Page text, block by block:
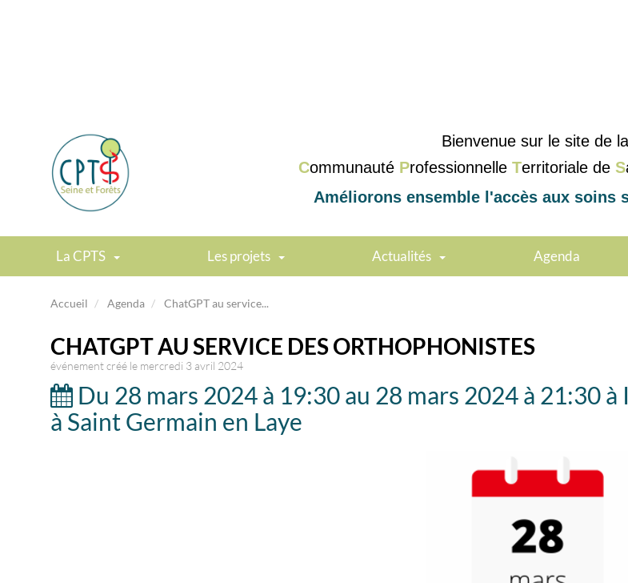
Bienvenue sur le site de la
Communauté Professionnelle Territoriale de S
Améliorons ensemble l'accès aux soins
La CPTS Les projets Actualités Agenda
Accueil Agenda ChatGPT au service...
CHATGPT AU SERVICE DES ORTHOPHONISTES
événement créé le mercredi 3 avril 2024
Du 28 mars 2024 à 19:30 au 28 mars 2024 à 21:30
à Saint Germain en Laye